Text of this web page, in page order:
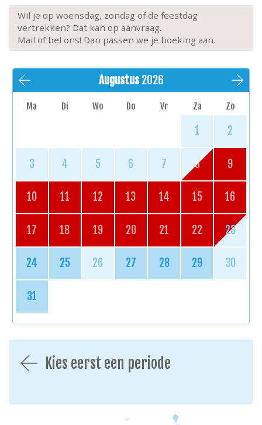
Wil je op woensdag, zondag of de feestdag
vertrekken? Dat kan op aanvraag.
Mail of bel ons! Dan passen we je boeking aan.
Augustus 2026
Ma Di Wo Do Vr Za Zo
1 2
3 4 5 6 7 8 9
10 11 12 13 14 15 16
17 18 19 20 21 22 23
24 25 26 27 28 29 30
31
Kies eerst een periode